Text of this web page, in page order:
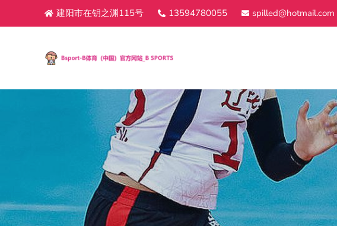
建阳市在钥之渊115号 13594780055 spilled@hotmail.com